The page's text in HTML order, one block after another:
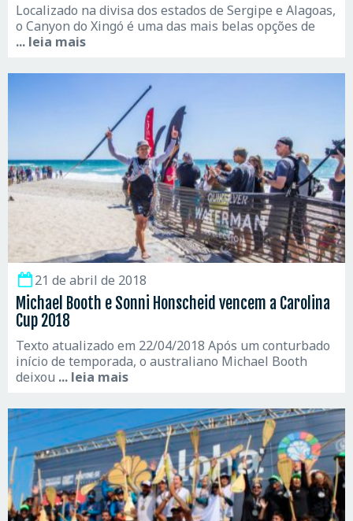
Localizado na divisa dos estados de Sergipe e Alagoas,
o Canyon do Xingó é uma das mais belas opções de
... leia mais
21 de abril de 2018
Michael Booth e Sonni Honscheid vencem a Carolina
Cup 2018
Texto atualizado em 22/04/2018 Após um conturbado
início de temporada, o australiano Michael Booth
deixou ... leia mais